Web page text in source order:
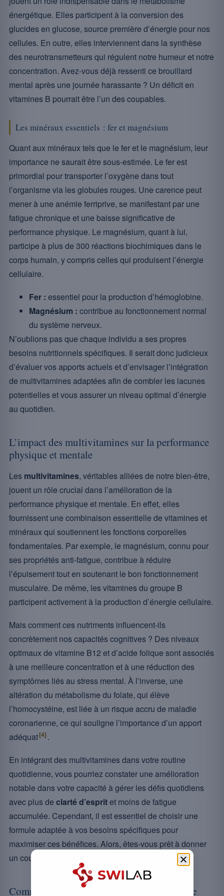
énergétique. Elles participent à la conversion des
glucides en glucose, source première d’énergie pour nos
cellules. En outre, elles interviennent dans la synthèse
des neurotransmetteurs qui régulent notre humeur et notre
concentration. Avez-vous déjà ressenti ce brouillard
mental après une journée harassante ? Un déficit en
vitamines B pourrait être l’un des coupables.
Les minéraux essentiels : fer et magnésium
Quant aux minéraux tels que le fer et le magnésium, leur
importance ne saurait être sous-estimée. Le fer est
primordial pour transporter l’oxygène dans tout
l’organisme via les globules rouges. Une carence peut
mener à une anémie ferriprive, se manifestant par une
fatigue chronique et une baisse significative de
performance physique. Le magnésium, quant à lui,
participe à plus de 300 réactions biochimiques dans le
corps humain, y compris celles qui produisent l’énergie
cellulaire.
Fer : essentiel pour la production d’hémoglobine.
Magnésium : contribue au fonctionnement normal
du système nerveux.
N’oublions pas que chaque individu a ses propres
besoins nutritionnels spécifiques. Il serait donc judicieux
d’évaluer vos apports actuels et d’envisager l’intégration
de multivitamines adaptées afin de combler les lacunes
potentielles et vous assurer un niveau optimal d’énergie
au quotidien.
L’impact des multivitamines sur la performance
physique et mentale
Les multivitamines, véritables alliées de notre bien-être,
jouent un rôle crucial dans l’amélioration de la
performance physique et mentale. En effet, elles
fournissent une combinaison essentielle de vitamines et
minéraux qui soutiennent les fonctions corporelles
fondamentales. Par exemple, le magnésium, connu pour
ses propriétés anti-fatigue, contribue à réduire
l’épuisement tout en soutenant le bon fonctionnement
musculaire. De même, les vitamines du groupe B
participent activement à la production d’énergie cellulaire.
Mais comment ces nutriments influencent-ils
concrètement nos capacités cognitives ? Des niveaux
optimaux de vitamine B12 et d’acide folique sont associés
à une meilleure concentration et à une réduction des
symptômes liés au stress mental. À l’inverse, une
altération du métabolisme du folate, qui élève
l’homocystéine, est liée à un risque accru de maladie
coronarienne, ce qui souligne l’importance d’un apport
adéquat[4] .
En intégrant des multivitamines dans votre routine
quotidienne, vous pourriez constater une amélioration
notable dans votre capacité à gérer les défis quotidiens
avec plus de clarté d’espritet moins de fatigue
accumulée. Cependant, il est essentiel de choisir une
formule adaptée à vos besoins spécifiques pour
maximiser ces bénéfices. Alors, êtes-vous prêt à donner
un coup de pouce à votre vitalité ?
Comment choisir une multivitamine adaptée